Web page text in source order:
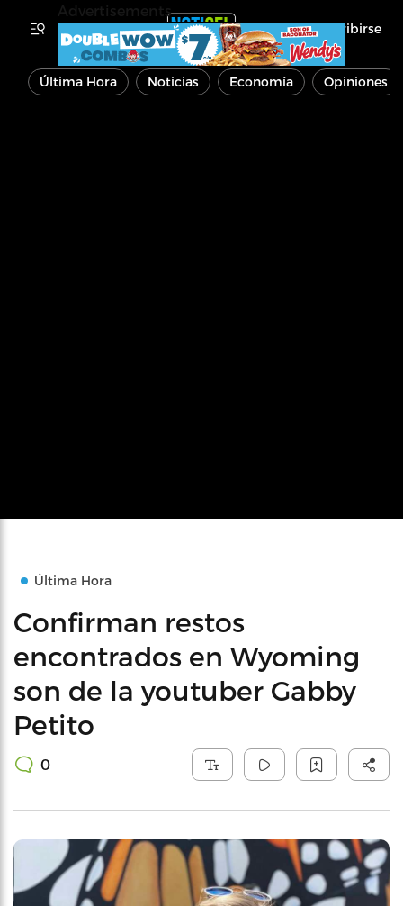
Inscribirse
Última Hora Noticias Economía Opiniones
Última Hora
Confirman restos
encontrados en Wyoming
son de la youtuber Gabby
Petito
0
Advertisements